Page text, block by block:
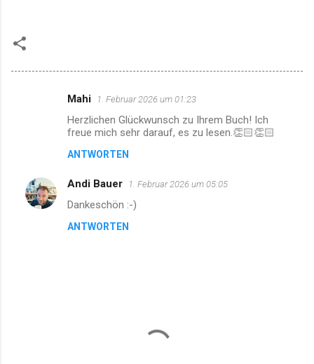
e
n
Mahi 1. Februar 2026 um 01:23
Herzlichen Glückwunsch zu Ihrem Buch! Ich
freue mich sehr darauf, es zu lesen.👏🏻👏🏻
ANTWORTEN
Andi Bauer 1. Februar 2026 um 05:05
Dankeschön :-)
ANTWORTEN